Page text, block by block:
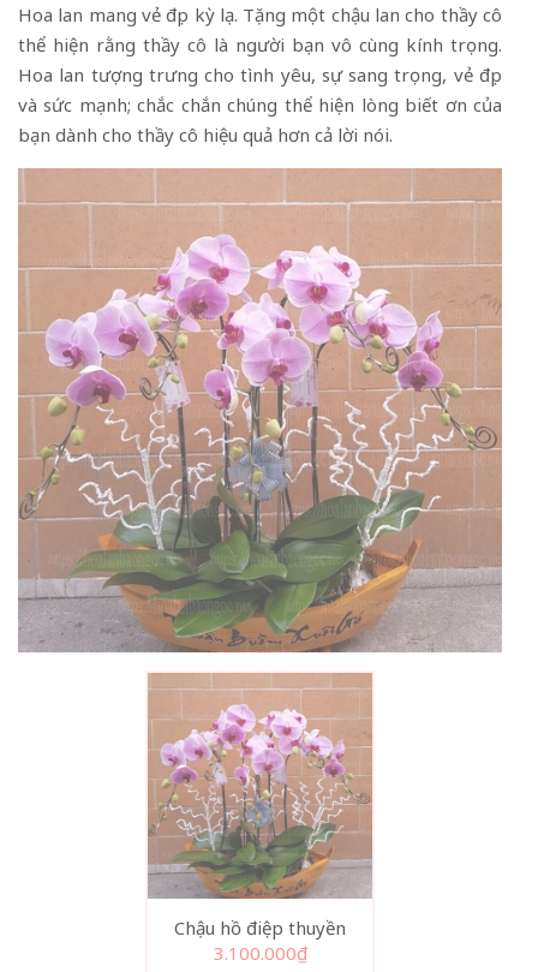
Hoa lan mang vẻ đẹp kỳ lạ. Tặng một chậu lan cho thầy cô
thể hiện rằng thầy cô là người bạn vô cùng kính trọng.
Hoa lan tượng trưng cho tình yêu, sự sang trọng, vẻ đẹp
và sức mạnh; chắc chắn chúng thể hiện lòng biết ơn của
bạn dành cho thầy cô hiệu quả hơn cả lời nói.
Chậu hồ điệp thuyền
3.100.000₫